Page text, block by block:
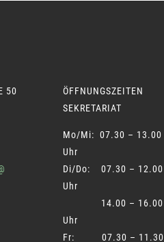
50
ÖFFNUNGSZEITEN
SEKRETARIAT
Mo/Mi: 07.30 – 13.00
Uhr
Di/Do: 07.30 – 12.00
Uhr
14.00 – 16.00
Uhr
Fr: 07.30 – 11.30